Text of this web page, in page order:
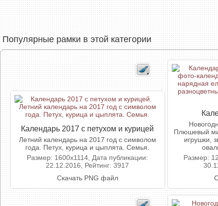
Популярные рамки в этой категории
Календарь 2017 с петухом и курицей
Летний календарь на 2017 год с символом
года. Петух, курица и цыплята. Семья.
Размер: 1600x1114, Дата публикации:
22.12.2016, Рейтинг: 3917
Скачать PNG файл
Плюшевый
игрушки,
Размер: